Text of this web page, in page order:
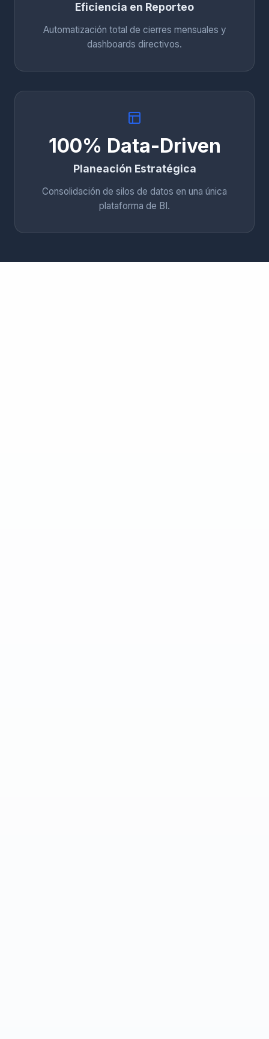
Eficiencia en Reporteo
Automatización total de cierres mensuales y
dashboards directivos.
100% Data-Driven
Planeación Estratégica
Consolidación de silos de datos en una única
plataforma de BI.